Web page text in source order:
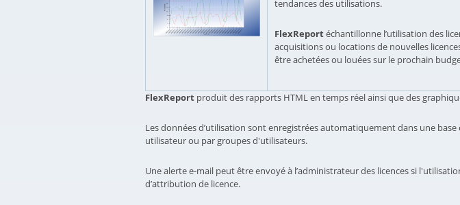
tendances des utilisations.
FlexReportéchantillonne l’utilisation des
acquisitions ou locations de nouvelles
être achetées ou louées sur le prochain
FlexReport produit des rapports HTML en temps réel ainsi que des
Les données d’utilisation sont enregistrées automatiquement dans une
utilisateur ou par groupes d'utilisateurs.
Une alerte e-mail peut être envoyé à l’administrateur des licences si
d’attribution de licence.